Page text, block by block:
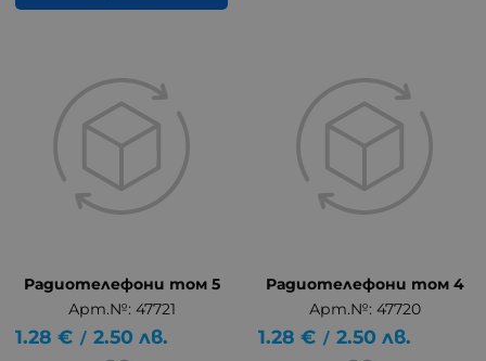
Радиотелефони том 5
Арт.№: 47721
1.28 € / 2.50 лв.
Радиотелефони том 4
Арт.№: 47720
1.28 € / 2.50 лв.